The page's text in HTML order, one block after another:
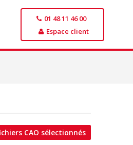
01 48 11 46 00
Espace client
CAO sélectionnés